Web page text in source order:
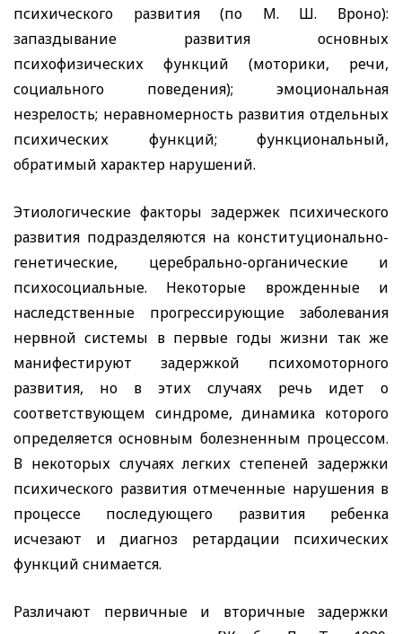
психического развития (по М. Ш. Вроно):
запаздывание развития основных
психофизических функций (моторики, речи,
социального поведения); эмоциональная
незрелость; неравномерность развития отдельных
психических функций; функциональный,
обратимый характер нарушений.
Этиологические факторы задержек психического
развития подразделяются на конституционально-
генетические, церебрально-органические и
психосоциальные. Некоторые врожденные и
наследственные прогрессирующие заболевания
нервной системы в первые годы жизни так же
манифестируют задержкой психомоторного
развития, но в этих случаях речь идет о
соответствующем синдроме, динамика которого
определяется основным болезненным процессом.
В некоторых случаях легких степеней задержки
психического развития отмеченные нарушения в
процессе последующего развития ребенка
исчезают и диагноз ретардации психических
функций снимается.
Различают первичные и вторичные задержки